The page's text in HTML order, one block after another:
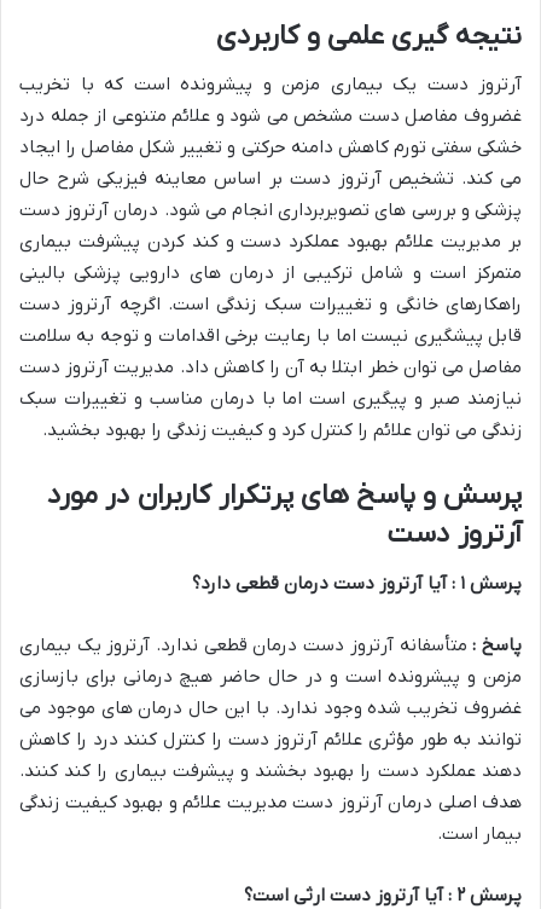
نتیجه گیری علمی و کاربردی
آرتروز دست یک بیماری مزمن و پیشرونده است که با تخریب
غضروف مفاصل دست مشخص می شود و علائم متنوعی از جمله درد
خشکی سفتی تورم کاهش دامنه حرکتی و تغییر شکل مفاصل را ایجاد
می کند. تشخیص آرتروز دست بر اساس معاینه فیزیکی شرح حال
پزشکی و بررسی های تصویربرداری انجام می شود. درمان آرتروز دست
بر مدیریت علائم بهبود عملکرد دست و کند کردن پیشرفت بیماری
متمرکز است و شامل ترکیبی از درمان های دارویی پزشکی بالینی
راهکارهای خانگی و تغییرات سبک زندگی است. اگرچه آرتروز دست
قابل پیشگیری نیست اما با رعایت برخی اقدامات و توجه به سلامت
مفاصل می توان خطر ابتلا به آن را کاهش داد. مدیریت آرتروز دست
نیازمند صبر و پیگیری است اما با درمان مناسب و تغییرات سبک
زندگی می توان علائم را کنترل کرد و کیفیت زندگی را بهبود بخشید.
پرسش و پاسخ های پرتکرار کاربران در مورد
آرتروز دست
پرسش ۱ : آیا آرتروز دست درمان قطعی دارد؟
پاسخ : متأسفانه آرتروز دست درمان قطعی ندارد. آرتروز یک بیماری
مزمن و پیشرونده است و در حال حاضر هیچ درمانی برای بازسازی
غضروف تخریب شده وجود ندارد. با این حال درمان های موجود می
توانند به طور مؤثری علائم آرتروز دست را کنترل کنند درد را کاهش
دهند عملکرد دست را بهبود بخشند و پیشرفت بیماری را کند کنند.
هدف اصلی درمان آرتروز دست مدیریت علائم و بهبود کیفیت زندگی
بیمار است.
پرسش۲ : آیا آرتروز دست ارثی است؟